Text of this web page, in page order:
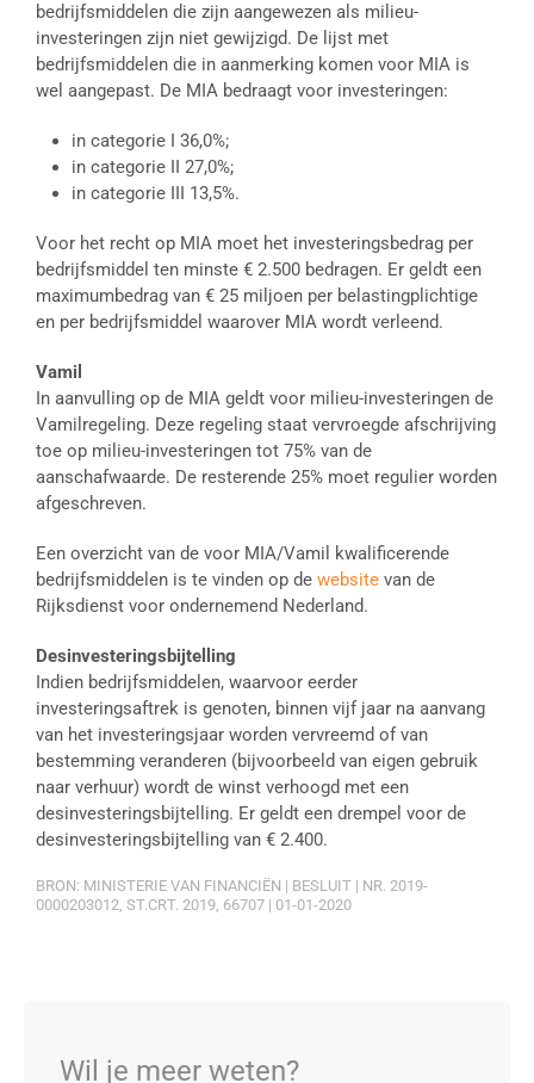
bedrijfsmiddelen die zijn aangewezen als milieu-
investeringen zijn niet gewijzigd. De lijst met
bedrijfsmiddelen die in aanmerking komen voor MIA is
wel aangepast. De MIA bedraagt voor investeringen:
in categorie I 36,0%;
in categorie II 27,0%;
in categorie III 13,5%.
Voor het recht op MIA moet het investeringsbedrag per
bedrijfsmiddel ten minste € 2.500 bedragen. Er geldt een
maximumbedrag van € 25 miljoen per belastingplichtige
en per bedrijfsmiddel waarover MIA wordt verleend.
Vamil
In aanvulling op de MIA geldt voor milieu-investeringen de
Vamilregeling. Deze regeling staat vervroegde afschrijving
toe op milieu-investeringen tot 75% van de
aanschafwaarde. De resterende 25% moet regulier worden
afgeschreven.
Een overzicht van de voor MIA/Vamil kwalificerende
bedrijfsmiddelen is te vinden op de website van de
Rijksdienst voor ondernemend Nederland.
Desinvesteringsbijtelling
Indien bedrijfsmiddelen, waarvoor eerder
investeringsaftrek is genoten, binnen vijf jaar na aanvang
van het investeringsjaar worden vervreemd of van
bestemming veranderen (bijvoorbeeld van eigen gebruik
naar verhuur) wordt de winst verhoogd met een
desinvesteringsbijtelling. Er geldt een drempel voor de
desinvesteringsbijtelling van € 2.400.
BRON: MINISTERIE VAN FINANCIËN | BESLUIT | NR. 2019-
0000203012, ST.CRT. 2019, 66707 | 01-01-2020
Wil je meer weten?